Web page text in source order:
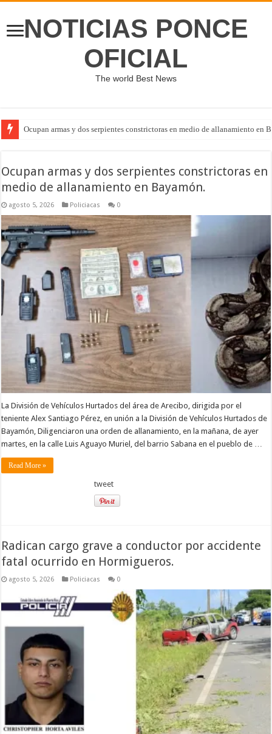
NOTICIAS PONCE
OFICIAL
The world Best News
Ocupan armas y dos serpientes constrictoras en medio de allanamiento en
Ocupan armas y dos serpientes constrictoras en
medio de allanamiento en Bayamón.
agosto 5, 2026 Policiacas 0
La División de Vehículos Hurtados del área de Arecibo, dirigida por el
teniente Alex Santiago Pérez, en unión a la División de Vehículos Hurtados de
Bayamón, Diligenciaron una orden de allanamiento, en la mañana, de ayer
martes, en la calle Luis Aguayo Muriel, del barrio Sabana en el pueblo de …
Read More »
tweet
Radican cargo grave a conductor por accidente
fatal ocurrido en Hormigueros.
agosto 5, 2026 Policiacas 0